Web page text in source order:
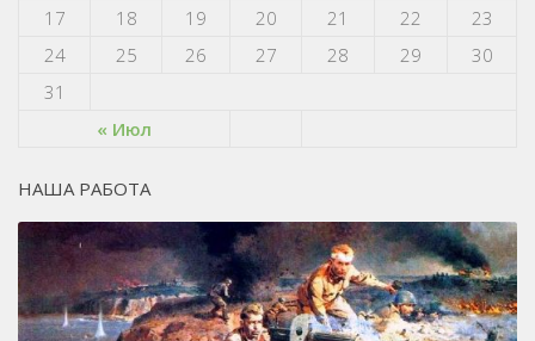
« Июл
17
18 19 20 21 22
23
24
25 26 27 28 29
30
31
НАША РАБОТА